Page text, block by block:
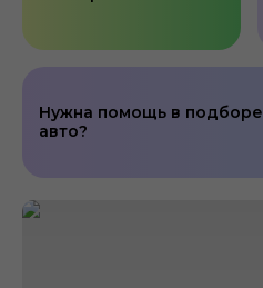
Нужна помощь в подборе
авто?